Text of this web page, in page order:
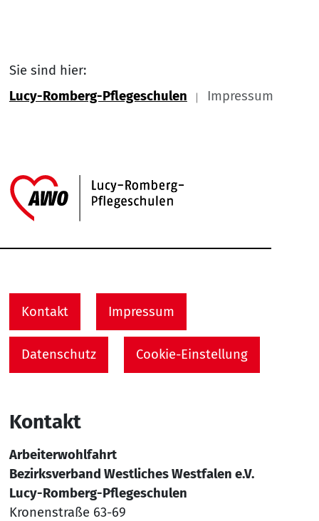
Sie sind hier:
Lucy-Romberg-Pflegeschulen
Impressum
Kontakt Impressum
Datenschutz Cookie-Einstellung
Kontakt
Arbeiterwohlfahrt
Bezirksverband Westliches Westfalen e.V.
Lucy-Romberg-Pflegeschulen
Kronenstraße 63-69